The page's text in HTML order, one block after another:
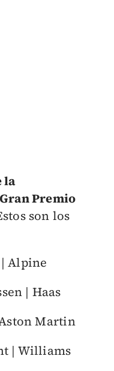
la
Premio
son los
| Alpine
| Haas
Martin
| Williams